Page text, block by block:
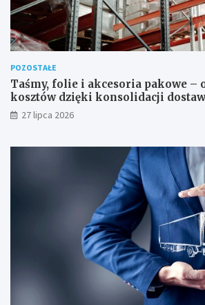
POZOSTAŁE
Taśmy, folie i akcesoria pakowe –
kosztów dzięki konsolidacji dostaw
27 lipca 2026